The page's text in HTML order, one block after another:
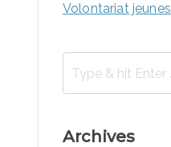
Volontariat jeunes
Archives